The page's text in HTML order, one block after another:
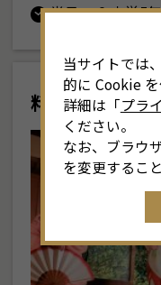
半日 小学5
料亭と芸者
当サイトでは
的に Cookie を
詳細は「プラ
ください。
なお、ブラウ
を変更するこ